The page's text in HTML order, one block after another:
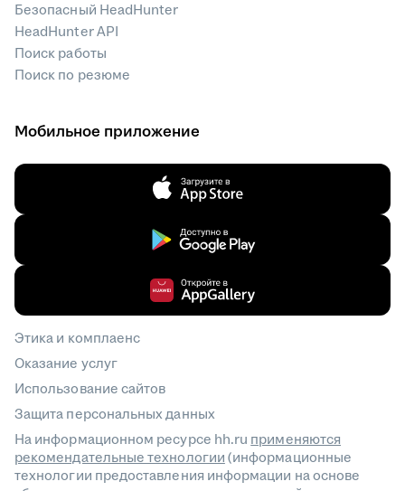
Безопасный HeadHunter
HeadHunter API
Поиск работы
Поиск по резюме
Мобильное приложение
Этика и комплаенс
Оказание услуг
Использование сайтов
Защита персональных данных
На информационном ресурсе hh.ru применяются
рекомендательные технологии(информационные
технологии предоставления информации на основе